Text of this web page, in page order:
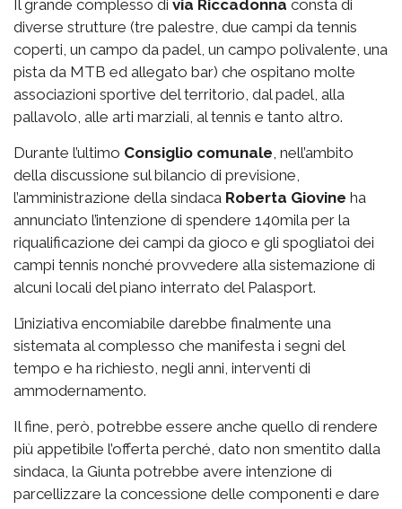
Il grande complesso di via Riccadonna consta di
diverse strutture (tre palestre, due campi da tennis
coperti, un campo da padel, un campo polivalente, una
pista da MTB ed allegato bar) che ospitano molte
associazioni sportive del territorio, dal padel, alla
pallavolo, alle arti marziali, al tennis e tanto altro.
Durante l’ultimo Consiglio comunale , nell’ambito
della discussione sul bilancio di previsione,
l’amministrazione della sindaca Roberta Giovine ha
annunciato l’intenzione di spendere 140mila per la
riqualificazione dei campi da gioco e gli spogliatoi dei
campi tennis nonché provvedere alla sistemazione di
alcuni locali del piano interrato del Palasport.
L’iniziativa encomiabile darebbe finalmente una
sistemata al complesso che manifesta i segni del
tempo e ha richiesto, negli anni, interventi di
ammodernamento.
Il fine, però, potrebbe essere anche quello di rendere
più appetibile l’offerta perché, dato non smentito dalla
sindaca, la Giunta potrebbe avere intenzione di
parcellizzare la concessione delle componenti e dare